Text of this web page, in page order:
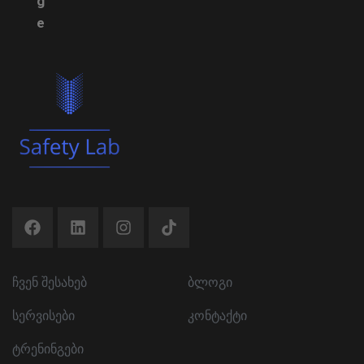
e
ჩვენ შესახებ
სერვისები
ტრენინგები
ბლოგი
კონტაქტი